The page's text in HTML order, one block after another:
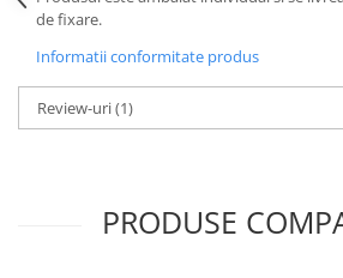
de fixare.
Informatii conformitate produs
Review-uri(1)
PRODUSE